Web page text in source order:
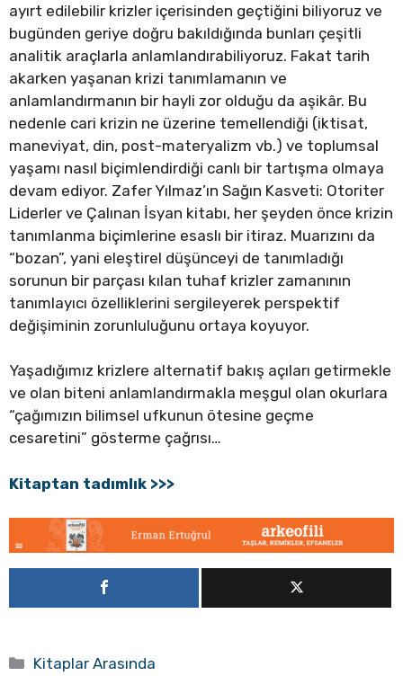
ayırt edilebilir krizler içerisinden geçtiğini biliyoruz ve
bugünden geriye doğru bakıldığında bunları çeşitli
analitik araçlarla anlamlandırabiliyoruz. Fakat tarih
akarken yaşanan krizi tanımlamanın ve
anlamlandırmanın bir hayli zor olduğu da aşikâr. Bu
nedenle cari krizin ne üzerine temellendiği (iktisat,
maneviyat, din, post-materyalizm vb.) ve toplumsal
yaşamı nasıl biçimlendirdiği canlı bir tartışma olmaya
devam ediyor. Zafer Yılmaz’ın Sağın Kasveti: Otoriter
Liderler ve Çalınan İsyan kitabı, her şeyden önce krizin
tanımlanma biçimlerine esaslı bir itiraz. Muarızını da
“bozan”, yani eleştirel düşünceyi de tanımladığı
sorunun bir parçası kılan tuhaf krizler zamanının
tanımlayıcı özelliklerini sergileyerek perspektif
değişiminin zorunluluğunu ortaya koyuyor.
Yaşadığımız krizlere alternatif bakış açıları getirmekle
ve olan biteni anlamlandırmakla meşgul olan okurlara
“çağımızın bilimsel ufkunun ötesine geçme
cesaretini” gösterme çağrısı…
Kitaptan tadımlık >>>
Kategoriler
Kitaplar Arasında